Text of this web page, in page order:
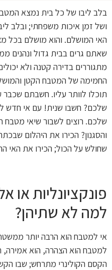
בלב ליבו של כל בית נמצא
ושל זמן איכות משפחתי; ובלב
האי המושלם. והוא מושלם בכל
שאתם גרים בבית גדול ונהנים
מתגוררים בדירה קטנה ולא
החמימה של המטבח הקטן
תוכלו לוותר עליו. חשבתם
שלכם? חשבו שנית! עם אי חדש
שלכם. רוצים לשבור שיאי מטבח
והסגנון? הכירו את היהלום
שחולש על הכול; הכירו את
פונקציונליות או
למה לא שתיהן?
אי למטבח הוא הרבה יותר
למטבח הוא הצהרה, הוא אמירה,
הקסם הקולינרי מתרחש; שבו